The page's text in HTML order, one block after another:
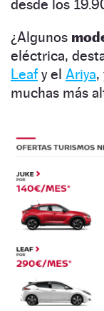
desde los
¿Algunos
eléctrica,
Leaf y el Ariya,
muchas más